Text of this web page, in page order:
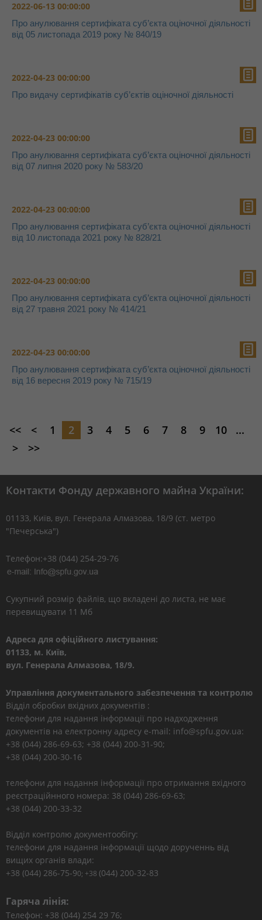
2022-06-13 00:00:00
Про анулювання сертифіката суб’єкта оціночної діяльності
від 05 листопада 2019 року № 840/19
2022-04-23 00:00:00
Про видачу сертифікатів суб’єктів оціночної діяльності
2022-04-23 00:00:00
Про анулювання сертифіката суб’єкта оціночної діяльності
від 07 липня 2020 року № 583/20
2022-04-23 00:00:00
Про анулювання сертифіката суб’єкта оціночної діяльності
від 10 листопада 2021 року № 828/21
2022-04-23 00:00:00
Про анулювання сертифіката суб’єкта оціночної діяльності
від 27 травня 2021 року № 414/21
2022-04-23 00:00:00
Про анулювання сертифіката суб’єкта оціночної діяльності
від 16 вересня 2019 року № 715/19
<< < 1 2 3 4 5 6 7 8 9 10
...
>
>>
Контакти Фонду державного майна України:
01133, Kиїв, вул. Генерала Алмазова, 18/9 (ст. метро
"Печерська")
Телефон:+38 (044) 254-29-76
Сукупний розмір файлів, що вкладені до листа, не має
перевищувати 11 Мб
Адреса для офіційного листування:
01133, м. Київ,
вул. Генерала Алмазова, 18/9.
Управління документального забезпечення та контролю
Відділ обробки вхідних документів :
телефони для надання інформації про надходження
документів на електронну адресу e-mail: info@spfu.gov.ua:
+38 (044) 286-69-63; +38 (044) 200-31-90;
+38 (044) 200-30-16
телефони для надання інформації про отримання вхідного
реєстраційнного номера: 38 (044) 286-69-63;
+38 (044) 200-33-32
Відділ контролю документообігу:
телефони для надання інформації щодо дорученнь від
вищих органів влади:
+38 (044) 286-75-90; +38 (044) 200-32-83
Гаряча лінія:
Телефон: +38 (044) 254 29 76;